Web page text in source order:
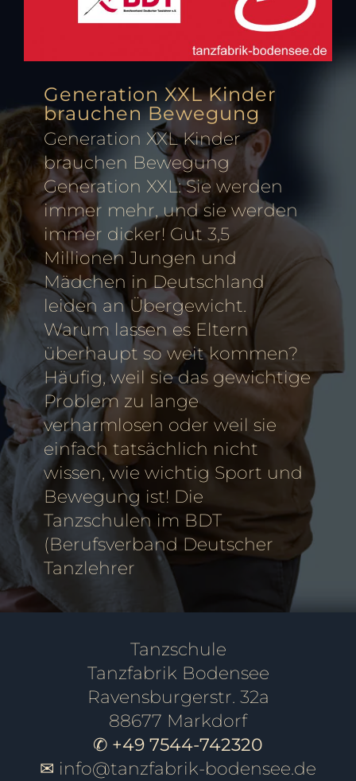
Generation XXL Kinder
brauchen Bewegung
Generation XXL Kinder
brauchen Bewegung
Generation XXL: Sie werden
immer mehr, und sie werden
immer dicker! Gut 3,5
Millionen Jungen und
Mädchen in Deutschland
leiden an Übergewicht.
Warum lassen es Eltern
überhaupt so weit kommen?
Häufig, weil sie das gewichtige
Problem zu lange
verharmlosen oder weil sie
einfach tatsächlich nicht
wissen, wie wichtig Sport und
Bewegung ist! Die
Tanzschulen im BDT
(Berufsverband Deutscher
Tanzlehrer
Tanzschule
Tanzfabrik Bodensee
Ravensburgerstr. 32a
88677 Markdorf
✆ +49 7544-742320
✉ info@tanzfabrik-bodensee.de